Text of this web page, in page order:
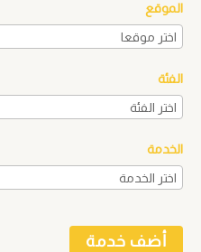
الموقع
الفئة
الخدمة
أضف خدمة